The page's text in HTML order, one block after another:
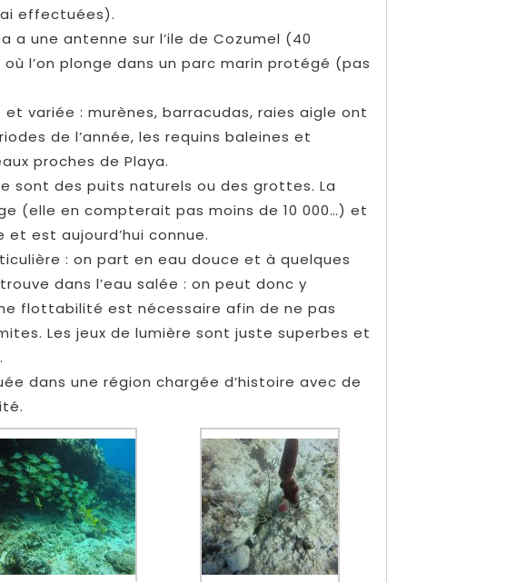
effectuées).
a une antenne sur l’ile de Cozumel (40
l’on plonge dans un parc marin protégé (pas
variée : murènes, barracudas, raies aigle ont
de l’année, les requins baleines et
proches de Playa.
sont des puits naturels ou des grottes. La
(elle en compterait pas moins de 10 000…) et
est aujourd’hui connue.
: on part en eau douce et à quelques
dans l’eau salée : on peut donc y
flottabilité est nécessaire afin de ne pas
Les jeux de lumière sont juste superbes et
dans une région chargée d’histoire avec de